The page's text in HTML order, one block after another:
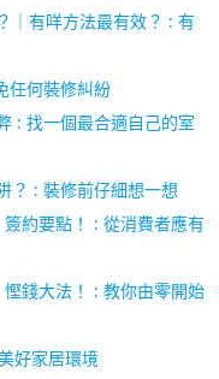
｜有咩方法最有效？ : 有
任何裝修糾紛
: 找一個最合適自己的室
？ : 裝修前仔細想一想
約要點！ : 從消費者應有
錢大法！ : 教你由零開始
好家居環境